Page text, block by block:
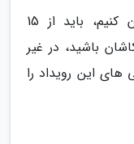
اگر بخواهیم به صورت دقیق تر بیان کنیم، باید از 15
کاشان باشید، در غیر
این رویداد را